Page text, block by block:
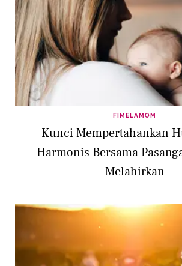
FIMELAMOM
Kunci Mempertahankan
Harmonis Bersama
Melahirkan